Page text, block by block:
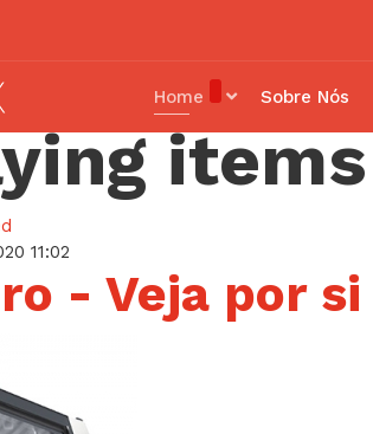
Home Sobre Nós
11:02
- Veja por